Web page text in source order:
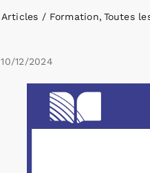
Articles Formation Toutes
10/12/2024